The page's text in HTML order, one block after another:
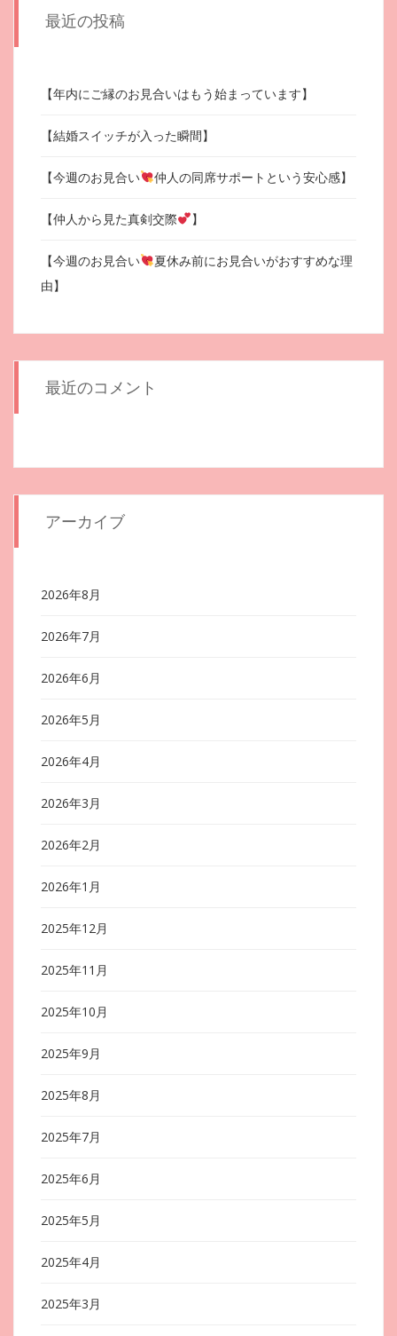
最近の投稿
【年内にご縁のお見合いはもう始まっています】
【結婚スイッチが入った瞬間】
【今週のお見合い 仲人の同席サポートという安心感】
【仲人から見た真剣交際 】
【今週のお見合い
夏休み前にお見合いがおすすめな理
由】
最近のコメント
アーカイブ
2026年8月
2026年7月
2026年6月
2026年5月
2026年4月
2026年3月
2026年2月
2026年1月
2025年12月
2025年11月
2025年10月
2025年9月
2025年8月
2025年7月
2025年6月
2025年5月
2025年4月
2025年3月